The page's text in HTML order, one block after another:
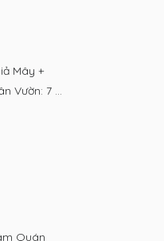
Mây +
Vườn: 7 Ý
Quán